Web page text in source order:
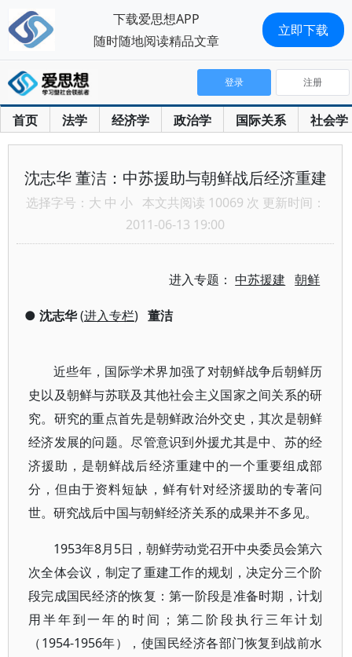
首页 法学 经济学 政治学 国际关系 社会学
登录 注册
沈志华 董洁：中苏援助与朝鲜战后经济重建
选择字号： 大 中 小 本文共阅读 10069 次 更新时间：
2011-06-13 19:00
进入专题：中苏援建 朝鲜
● 沈志华(进入专栏) 董洁
近些年，国际学术界加强了对朝鲜战争后朝鲜历
史以及朝鲜与苏联及其他社会主义国家之间关系的研
究。研究的重点首先是朝鲜政治外交史，其次是朝鲜
经济发展的问题。尽管意识到外援尤其是中、苏的经
济援助，是朝鲜战后经济重建中的一个重要组成部
分，但由于资料短缺，鲜有针对经济援助的专著问
世。研究战后中国与朝鲜经济关系的成果并不多见。
1953年8月5日，朝鲜劳动党召开中央委员会第六
次全体会议，制定了重建工作的规划，决定分三个阶
段完成国民经济的恢复：第一阶段是准备时期，计划
用半年到一年的时间；第二阶段执行三年计划
（1954-1956年），使国民经济各部门恢复到战前水
下载爱思想APP
随时随地阅读精品文章
立即下载